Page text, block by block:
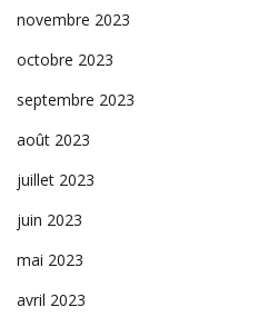
novembre 2023
octobre 2023
septembre 2023
août 2023
juillet 2023
juin 2023
mai 2023
avril 2023